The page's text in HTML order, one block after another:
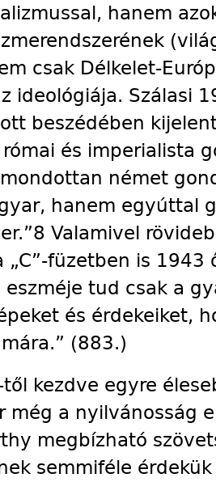
hanem
csak Délkelet-
ideológiája. Szálasi
beszédében
és imperialista
német
hanem egyúttal
Valamivel
„C”-füzetben is 1943
eszméje tud csak a
és érdekeiket,
(883.)
kezdve egyre
még a nyilvánosság
megbízható
semmiféle